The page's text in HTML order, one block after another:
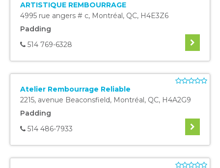
ARTISTIQUE REMBOURRAGE
4995 rue angers # c, Montréal, QC, H4E3Z6
Padding
514 769-6328
Atelier Rembourrage Reliable
2215, avenue Beaconsfield, Montréal, QC, H4A2G9
Padding
514 486-7933